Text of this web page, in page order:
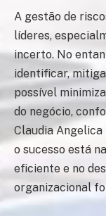
A gestão de
líderes,
incerto. No
identificar,
possível
do negócio,
Claudia Angelica
o sucesso está
eficiente e no
organizacional